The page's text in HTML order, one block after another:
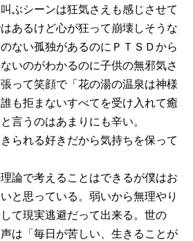
ぶシーンは狂気さえも感じさせて
あるけど心が狂って崩壊しそうな
ない孤独があるのにＰＴＳＤから
いのがわかるのに子供の無邪気さ
って笑顔で「花の湯の温泉は神様
も拒まないすべてを受け入れて癒
言うのはあまりにも辛い。
られる好きだから気持ちを保って
論で考えることはできるが僕はお
と思っている。弱いから無理やり
て現実逃避だって出来る。世の
は「毎日が苦しい、生きることが